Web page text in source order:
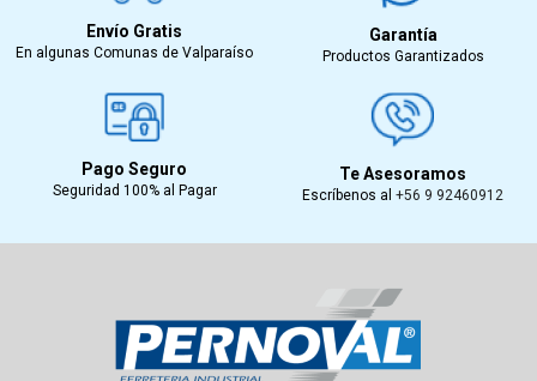
Envío Gratis
En algunas Comunas de Valparaíso
Garantía
Productos Garantizados
Pago Seguro
Seguridad 100% al Pagar
Te Asesoramos
Escríbenos al +56 9 92460912